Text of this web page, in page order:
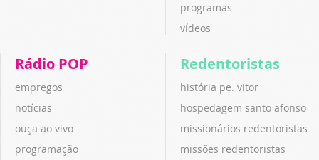
programas
vídeos
Rádio POP
empregos
notícias
ouça ao vivo
programação
Redentoristas
história pe. vitor
hospedagem santo afonso
missionários redentoristas
missões redentoristas